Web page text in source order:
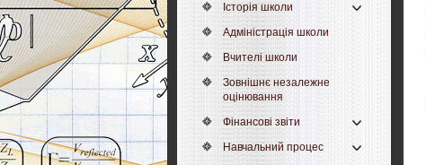
Історія школи
Адміністрація школи
Вчителі школи
Зовнішнє незалежне
оцінювання
Фінансові звіти
Навчальний процес